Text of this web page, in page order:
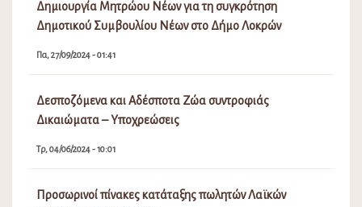
Δημιουργία Μητρώου Νέων για τη συγκρότηση
Δημοτικού Συμβουλίου Νέων στο Δήμο Λοκρών
Πα, 27/09/2024 - 01:41
Δεσποζόμενα και Αδέσποτα Ζώα συντροφιάς
Δικαιώματα – Υποχρεώσεις
Τρ, 04/06/2024 - 10:01
Προσωρινοί πίνακες κατάταξης πωλητών Λαϊκών